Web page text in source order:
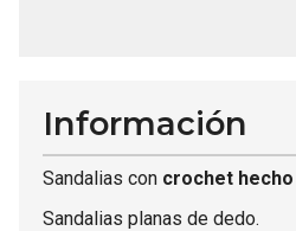
Información
Sandalias con crochet hecho
Sandalias planas de dedo.